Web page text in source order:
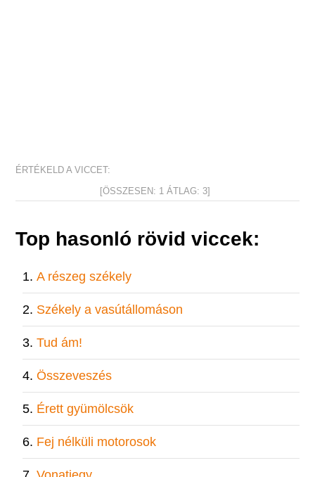
ÉRTÉKELD A VICCET:
[ÖSSZESEN: 1 ÁTLAG: 3]
Top hasonló rövid viccek:
A részeg székely
Székely a vasútállomáson
Tud ám!
Összeveszés
Érett gyümölcsök
Fej nélküli motorosok